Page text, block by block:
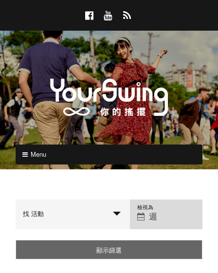
content
a
c
e
b
o
o
k
o
u
T
u
b
e
S
S
Y
o
S
w
i
YOURSWING
的
搖
Menu
找 活動
檢視為
週
顯示篩選